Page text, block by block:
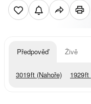
Předpověď Živě
3019ft (Nahoře) 1929ft